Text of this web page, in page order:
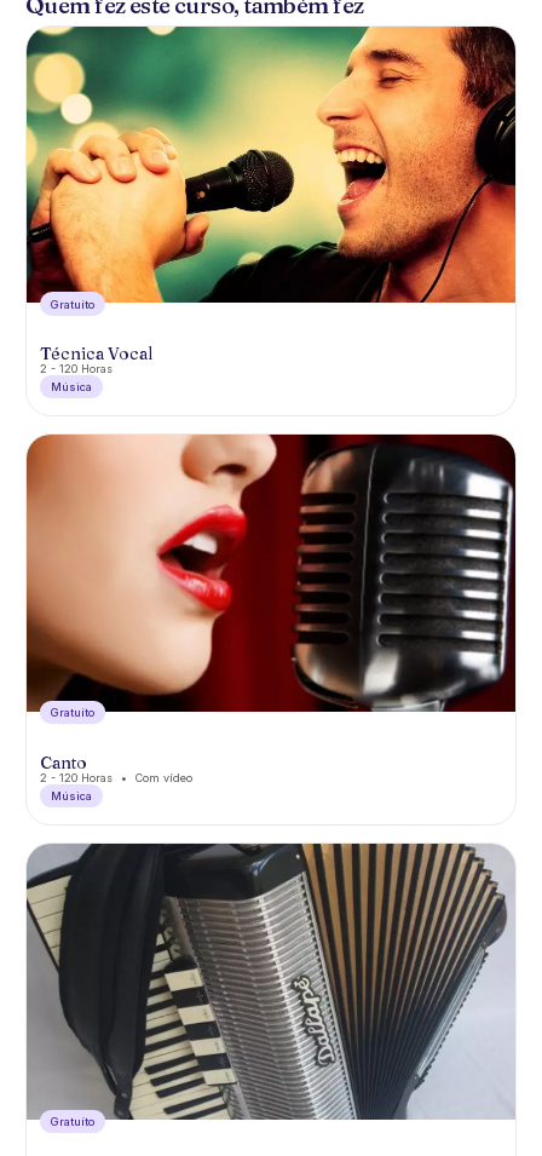
Gratuíto
Técnica Vocal
2 - 120 Horas
Música
Gratuíto
Canto
2 - 120 Horas
Com vídeo
Música
Gratuíto